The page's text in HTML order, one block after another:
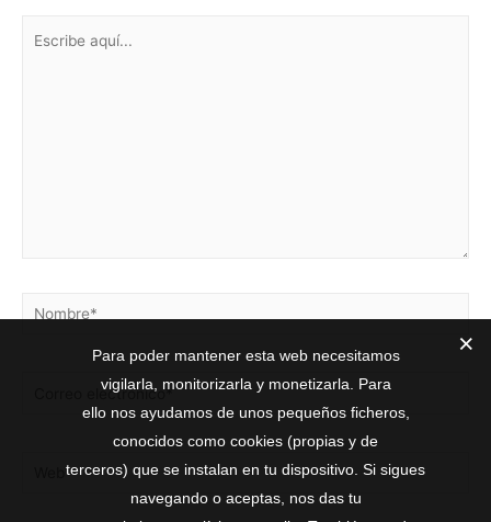
Para poder mantener esta web necesitamos
vigilarla, monitorizarla y monetizarla. Para
ello nos ayudamos de unos pequeños ficheros,
conocidos como cookies (propias y de
terceros) que se instalan en tu dispositivo. Si sigues
navegando o aceptas, nos das tu